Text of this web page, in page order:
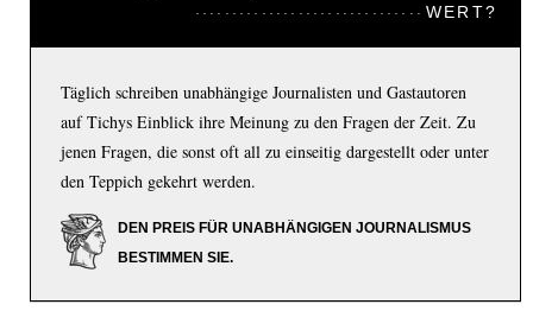
WERT?
Täglich schreiben unabhängige Journalisten und Gastautoren
auf Tichys Einblick ihre Meinung zu den Fragen der Zeit. Zu
jenen Fragen, die sonst oft all zu einseitig dargestellt oder unter
den Teppich gekehrt werden.
DEN PREIS FÜR UNABHÄNGIGEN JOURNALISMUS
BESTIMMEN SIE.